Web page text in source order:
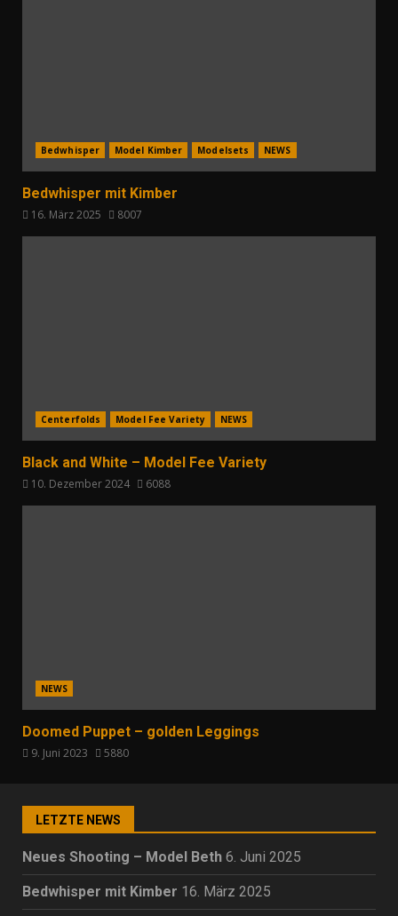
Bedwhisper Model Kimber Modelsets NEWS
Bedwhisper mit Kimber
16. März 2025 8007
Centerfolds Model Fee Variety NEWS
Black and White – Model Fee Variety
10. Dezember 2024 6088
NEWS
Doomed Puppet – golden Leggings
9. Juni 2023 5880
LETZTE NEWS
Neues Shooting – Model Beth 6. Juni 2025
Bedwhisper mit Kimber 16. März 2025